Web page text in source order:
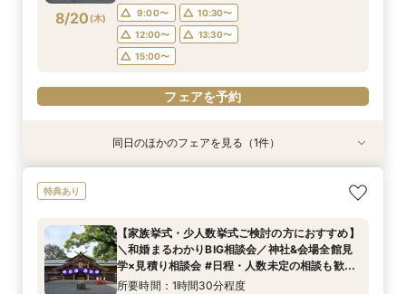
15:00〜
フェアを予約
8/20 (木) 9:00〜
10:30〜
12:00〜
13:30〜
15:00〜
フェアを予約
8/20(木)
＼マイナビ限定！和婚まるわかりBIG相談会／神
社&会場全館見学×見積り相談会#日程・人数未定
所要時間：1時間30分程度
9:00〜
10:30〜
12:00〜
13:30〜
同日のほかのフェアを見る（1件）
特典あり
【家族挙式・少人数挙式ご検討の方におすすめ】
＼和婚まるわかりBIG相談会／神社&会場全館見
学×見積り相談会 #日程・人数未定の相談も歓迎
◎
所要時間：1時間30分程度